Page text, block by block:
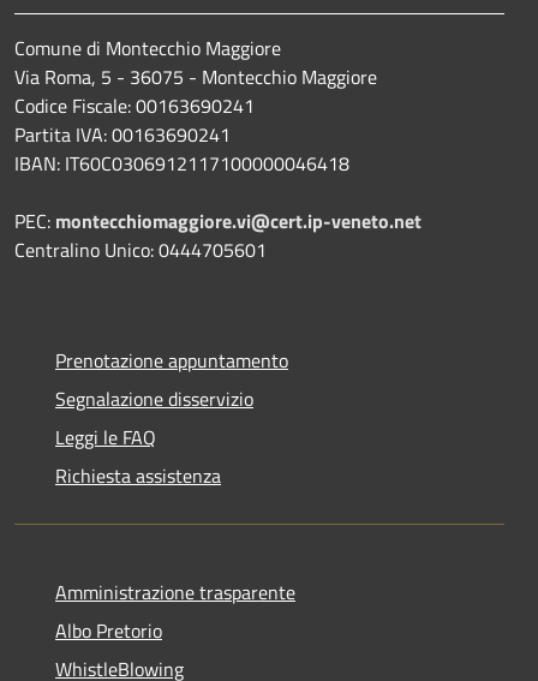
Comune di Montecchio Maggiore
Via Roma, 5 - 36075 - Montecchio Maggiore
Codice Fiscale: 00163690241
Partita IVA: 00163690241
IBAN: IT60C0306912117100000046418
PEC: montecchiomaggiore.vi@cert.ip-veneto.net
Centralino Unico: 0444705601
Prenotazione appuntamento
Segnalazione disservizio
Leggi le FAQ
Richiesta assistenza
Amministrazione trasparente
Albo Pretorio
WhistleBlowing